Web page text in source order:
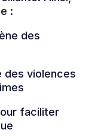
:
des
des violences
faciliter